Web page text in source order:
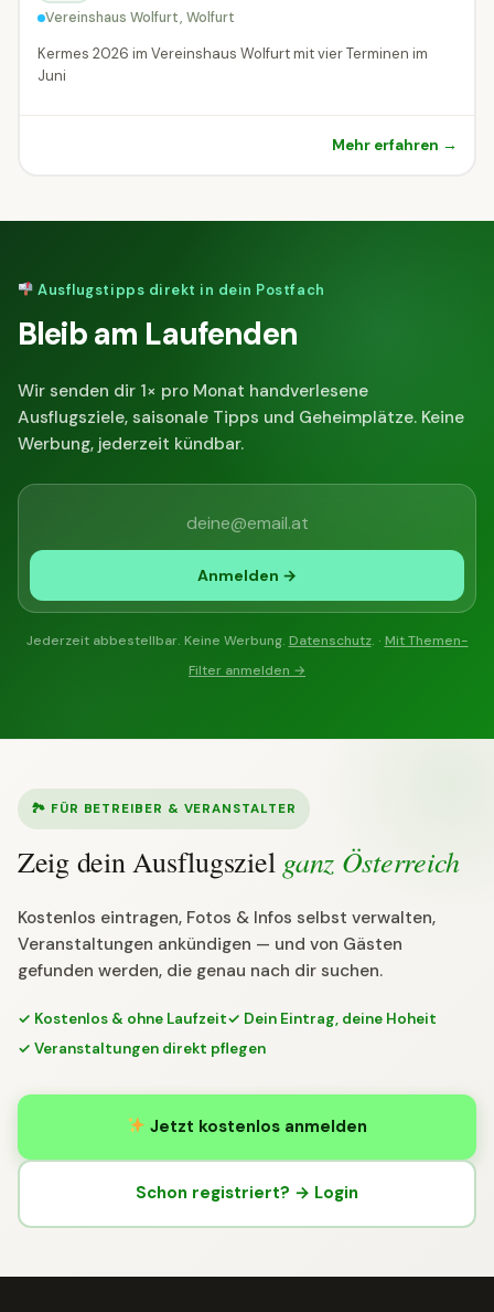
Vereinshaus Wolfurt, Wolfurt
Kermes 2026 im Vereinshaus Wolfurt mit vier Terminen im
Juni
Mehr erfahren →
Ausflugstipps direkt in dein Postfach
Bleib am Laufenden
Wir senden dir 1× pro Monat handverlesene
Ausflugsziele, saisonale Tipps und Geheimplätze. Keine
Werbung, jederzeit kündbar.
Anmelden →
Jederzeit abbestellbar. Keine Werbung. Datenschutz. · Mit Themen-
Filter anmelden →
🏞 FÜR BETREIBER & VERANSTALTER
Zeig dein Ausflugsziel ganz Österreich
Kostenlos eintragen, Fotos & Infos selbst verwalten,
Veranstaltungen ankündigen — und von Gästen
gefunden werden, die genau nach dir suchen.
✓ Kostenlos & ohne Laufzeit✓ Dein Eintrag, deine Hoheit
✓ Veranstaltungen direkt pflegen
Jetzt kostenlos anmelden
Schon registriert? → Login